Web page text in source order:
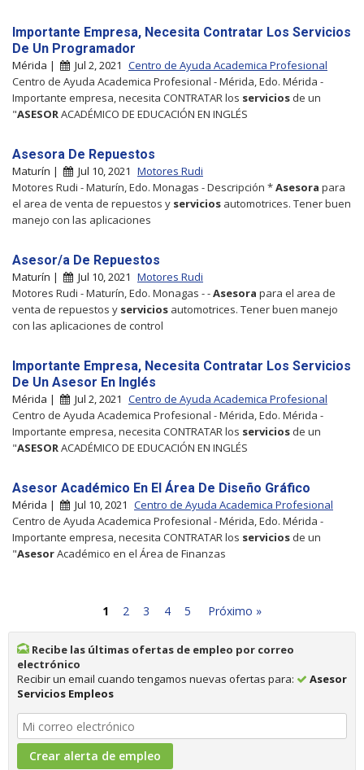
Importante Empresa, Necesita Contratar Los Servicios
De Un Programador
Mérida | Jul 2, 2021 Centro de Ayuda Academica Profesional
Centro de Ayuda Academica Profesional - Mérida, Edo. Mérida -
Importante empresa, necesita CONTRATAR los servicios de un
"ASESOR ACADÉMICO DE EDUCACIÓN EN INGLÉS
Asesora De Repuestos
Maturín | Jul 10, 2021 Motores Rudi
Motores Rudi - Maturín, Edo. Monagas - Descripción *Asesora para
el area de venta de repuestos y servicios automotrices. Tener buen
manejo con las aplicaciones
Asesor/a De Repuestos
Maturín | Jul 10, 2021 Motores Rudi
Motores Rudi - Maturín, Edo. Monagas - -Asesora para el area de
venta de repuestos y servicios automotrices. Tener buen manejo
con las aplicaciones de control
Importante Empresa, Necesita Contratar Los Servicios
De Un Asesor En Inglés
Mérida | Jul 2, 2021 Centro de Ayuda Academica Profesional
Centro de Ayuda Academica Profesional - Mérida, Edo. Mérida -
Importante empresa, necesita CONTRATAR los servicios de un
"ASESOR ACADÉMICO DE EDUCACIÓN EN INGLÉS
Asesor Académico En El Área De Diseño Gráfico
Mérida | Jul 10, 2021 Centro de Ayuda Academica Profesional
Centro de Ayuda Academica Profesional - Mérida, Edo. Mérida -
Importante empresa, necesita CONTRATAR los servicios de un
"AsesorAcadémico en el Área de Finanzas
1 2 3 4 5 Próximo »
Recibe las últimas ofertas de empleo por correo
electrónico
Recibir un email cuando tengamos nuevas ofertas para:
Asesor
Servicios Empleos